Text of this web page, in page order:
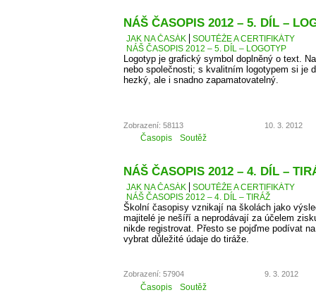
NÁŠ ČASOPIS 2012 – 5. DÍL –
JAK NA ČASÁK
SOUTĚŽE A CERTIFIKÁTY
NÁŠ ČASOPIS 2012 – 5. DÍL – LOGOTYP
Logotyp je grafický symbol doplněný o text.
nebo společnosti; s kvalitním logotypem si je
hezký, ale i snadno zapamatovatelný.
Zobrazení: 58113 10. 3. 2012
Časopis Soutěž
NÁŠ ČASOPIS 2012 – 4. DÍL –
JAK NA ČASÁK
SOUTĚŽE A CERTIFIKÁTY
NÁŠ ČASOPIS 2012 – 4. DÍL – TIRÁŽ
Školní časopisy vznikají na školách jako
majitelé je nešíří a neprodávají za účelem
nikde registrovat. Přesto se pojďme podívat
vybrat důležité údaje do tiráže.
Zobrazení: 57904 9. 3. 2012
Časopis Soutěž